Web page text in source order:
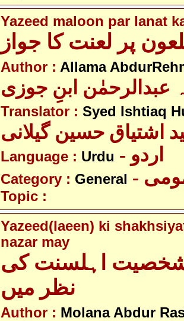
Yazeed maloon par lanat
پر لعنت کا جواز
Author : Allama
عبدالرحمٰن ابنِ جوزی
Translator : Syed Ishtiaq
اشتیاق حسین گیلانی
Language : Urdu - اردو
Category : General
Topic :
Yazeed(laeen) ki
nazar may
شخصیت اہلسنت کی
نظر میں
Author : Molana Abdur